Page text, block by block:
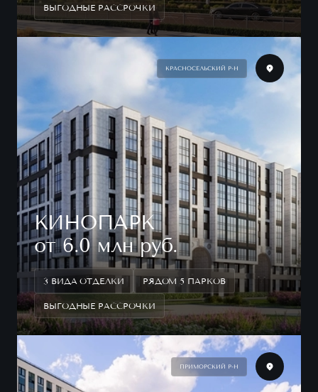
ВЫГОДНЫЕ РАССРОЧКИ
КРАСНОСЕЛЬСКИЙ Р-Н
КИНОПАРК
от 6.0 млн руб.
3 ВИДА ОТДЕЛКИ РЯДОМ 5 ПАРКОВ
ВЫГОДНЫЕ РАССРОЧКИ
ПРИМОРСКИЙ Р-Н